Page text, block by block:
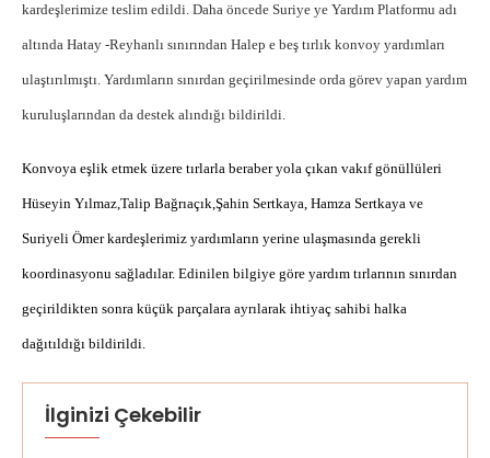
kardeşlerimize teslim edildi. Daha öncede Suriye ye Yardım Platformu adı
altında Hatay -Reyhanlı sınırından Halep e beş tırlık konvoy yardımları
ulaştırılmıştı. Yardımların sınırdan geçirilmesinde orda görev yapan yardım
kuruluşlarından da destek alındığı bildirildi.
Konvoya eşlik etmek üzere tırlarla beraber yola çıkan vakıf gönüllüleri
Hüseyin Yılmaz,Talip Bağrıaçık,Şahin Sertkaya, Hamza Sertkaya ve
Suriyeli Ömer kardeşlerimiz yardımların yerine ulaşmasında gerekli
koordinasyonu sağladılar. Edinilen bilgiye göre yardım tırlarının sınırdan
geçirildikten sonra küçük parçalara ayrılarak ihtiyaç sahibi halka
dağıtıldığı bildirildi.
İlginizi Çekebilir